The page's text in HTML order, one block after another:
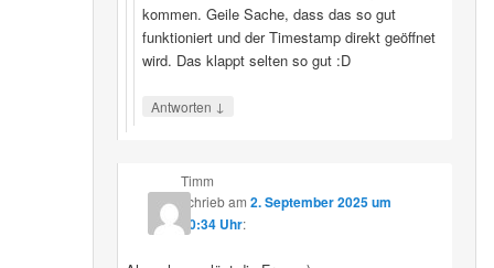
kommen. Geile Sache, dass das so gut
funktioniert und der Timestamp direkt geöffnet
wird. Das klappt selten so gut :D
Antworten ↓
Timm
schriebam 2. September 2025 um
10:34 Uhr: